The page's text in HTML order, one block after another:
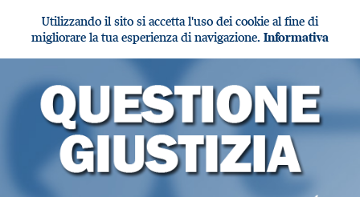
Utilizzando il sito si accetta l'uso dei cookie al fine di
migliorare la tua esperienza di navigazione. Informativa